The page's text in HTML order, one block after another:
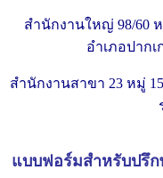
สำนักงานใหญ่ 98/60
อำเภอปาก
สำนักงานสาขา 23 หมู่
แบบฟอร์มสำหรับปรึ